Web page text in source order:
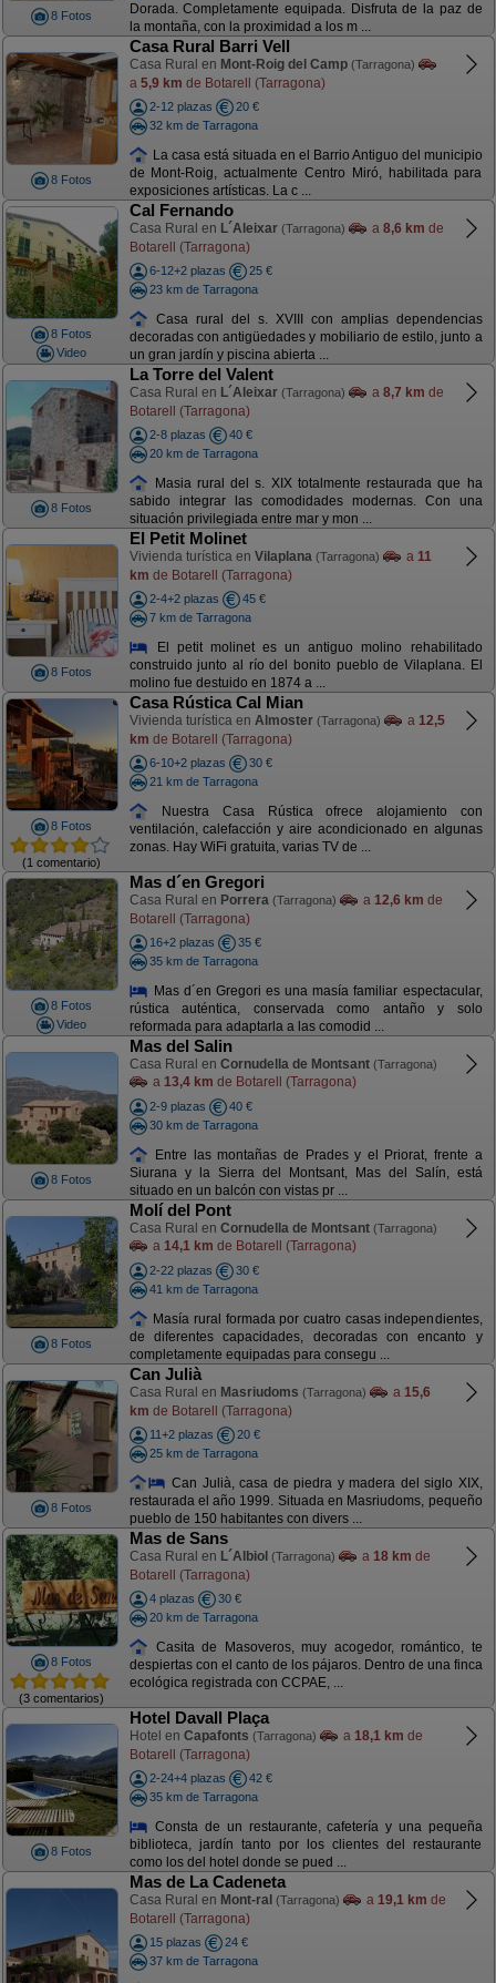
8 Fotos
Dorada. Completamente equipada. Disfruta de la paz de
la montaña, con la proximidad a los m ...
8 Fotos
Casa Rural Barri Vell
Casa Rural en Mont-Roig del Camp (Tarragona)
a 5,9 km de Botarell (Tarragona)
2-12 plazas
20 €
32 km de Tarragona
La casa está situada en el Barrio Antiguo del municipio
de Mont-Roig, actualmente Centro Miró, habilitada para
exposiciones artísticas. La c ...
8 Fotos
Video
Cal Fernando
Casa Rural en L´Aleixar (Tarragona) a 8,6 km de
Botarell (Tarragona)
6-12+2 plazas
25 €
23 km de Tarragona
Casa rural del s. XVIII con amplias dependencias
decoradas con antigüedades y mobiliario de estilo, junto a
un gran jardín y piscina abierta ...
8 Fotos
La Torre del Valent
Casa Rural en L´Aleixar (Tarragona) a 8,7 km de
Botarell (Tarragona)
2-8 plazas
40 €
20 km de Tarragona
Masia rural del s. XIX totalmente restaurada que ha
sabido integrar las comodidades modernas. Con una
situación privilegiada entre mar y mon ...
8 Fotos
El Petit Molinet
Vivienda turística en Vilaplana (Tarragona) a 11
km de Botarell (Tarragona)
2-4+2 plazas
45 €
7 km de Tarragona
El petit molinet es un antiguo molino rehabilitado
construido junto al río del bonito pueblo de Vilaplana. El
molino fue destuido en 1874 a ...
8 Fotos
(1 comentario)
Casa Rústica Cal Mian
Vivienda turística en Almoster (Tarragona) a 12,5
km de Botarell (Tarragona)
6-10+2 plazas
30 €
21 km de Tarragona
Nuestra Casa Rústica ofrece alojamiento con
ventilación, calefacción y aire acondicionado en algunas
zonas. Hay WiFi gratuita, varias TV de ...
8 Fotos
Video
Mas d´en Gregori
Casa Rural en Porrera (Tarragona) a 12,6 km de
Botarell (Tarragona)
16+2 plazas
35 €
35 km de Tarragona
Mas d´en Gregori es una masía familiar espectacular,
rústica auténtica, conservada como antaño y solo
reformada para adaptarla a las comodid ...
8 Fotos
Mas del Salin
Casa Rural en Cornudella de Montsant (Tarragona)
a 13,4 km de Botarell (Tarragona)
2-9 plazas
40 €
30 km de Tarragona
Entre las montañas de Prades y el Priorat, frente a
Siurana y la Sierra del Montsant, Mas del Salín, está
situado en un balcón con vistas pr ...
8 Fotos
Molí del Pont
Casa Rural en Cornudella de Montsant (Tarragona)
a 14,1 km de Botarell (Tarragona)
2-22 plazas
30 €
41 km de Tarragona
Masía rural formada por cuatro casas independientes,
de diferentes capacidades, decoradas con encanto y
completamente equipadas para consegu ...
8 Fotos
Can Julià
Casa Rural en Masriudoms (Tarragona) a 15,6
km de Botarell (Tarragona)
11+2 plazas
20 €
25 km de Tarragona
Can Julià, casa de piedra y madera del siglo XIX,
restaurada el año 1999. Situada en Masriudoms, pequeño
pueblo de 150 habitantes con divers ...
8 Fotos
(3 comentarios)
Mas de Sans
Casa Rural en L´Albiol (Tarragona) a 18 km de
Botarell (Tarragona)
4 plazas
30 €
20 km de Tarragona
Casita de Masoveros, muy acogedor, romántico, te
despiertas con el canto de los pájaros. Dentro de una finca
ecológica registrada con CCPAE, ...
8 Fotos
Hotel Davall Plaça
Hotel en Capafonts (Tarragona) a 18,1 km de
Botarell (Tarragona)
2-24+4 plazas
42 €
35 km de Tarragona
Consta de un restaurante, cafetería y una pequeña
biblioteca, jardín tanto por los clientes del restaurante
como los del hotel donde se pued ...
Mas de La Cadeneta
Casa Rural en Mont-ral (Tarragona) a 19,1 km de
Botarell (Tarragona)
15 plazas
24 €
37 km de Tarragona